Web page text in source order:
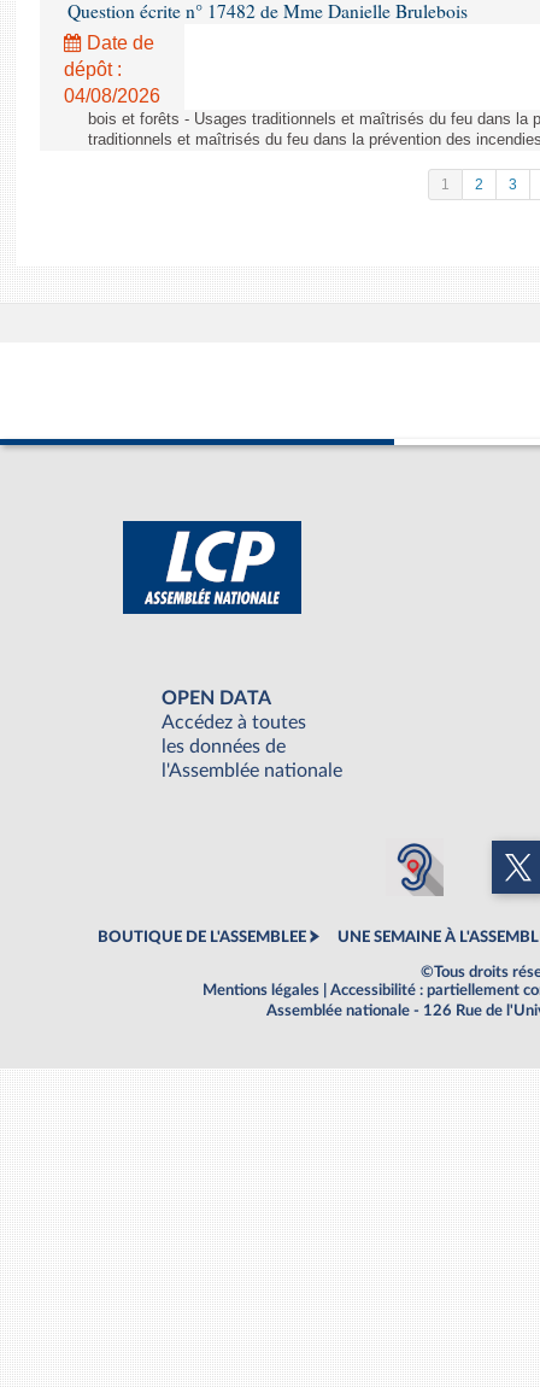
Question écrite n° 17482 de Mme Danielle Brulebois
Date de
dépôt :
04/08/2026
bois et forêts - Usages traditionnels et maîtrisés du feu dans la
traditionnels et maîtrisés du feu dans la prévention des
1 2 3
OPEN DATA
Accédez à toutes
les données de
l'Assemblée nationale
BOUTIQUE DE L'ASSEMBLEE UNE SEMAINE À
©Tous droits
Mentions légales
Accessibilité : partiellement
Assemblée nationale - 126 Rue de